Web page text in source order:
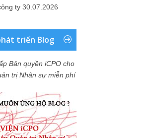
ty 30.07.2026
triển Blog
Bản quyền iCPO cho
trị Nhân sự miễn phí